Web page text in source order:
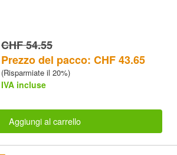
CHF 54.55
Prezzo del pacco: CHF 43.65
(Risparmiate il 20%)
IVA incluse
Aggiungi al carrello